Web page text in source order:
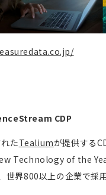
CDP
たTealiumが提供する
Technology of the
世界800以上の企業で採